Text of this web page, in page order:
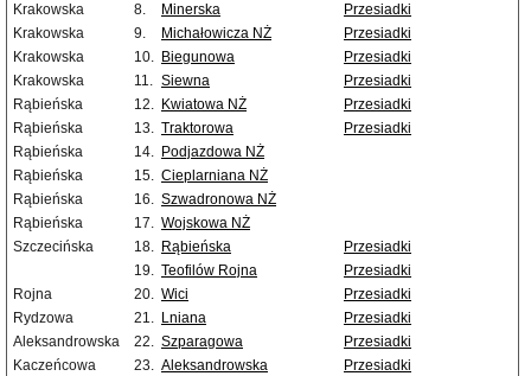
Krakowska 8. Minerska
Przesiadki
Krakowska
9. Michałowicza NŻ
Przesiadki
Krakowska
10. Biegunowa
Przesiadki
Krakowska
11. Siewna
Przesiadki
Rąbieńska
12. Kwiatowa NŻ
Przesiadki
Rąbieńska
13. Traktorowa
Przesiadki
Rąbieńska
14. Podjazdowa NŻ
Rąbieńska
15. Cieplarniana NŻ
Rąbieńska
16. Szwadronowa NŻ
Rąbieńska
17. Wojskowa NŻ
Szczecińska
18. Rąbieńska
Przesiadki
19. Teofilów Rojna
Przesiadki
Rojna
20. Wici
Przesiadki
Rydzowa
21. Lniana
Przesiadki
Aleksandrowska
22. Szparagowa
Przesiadki
Kaczeńcowa
23. Aleksandrowska
Przesiadki